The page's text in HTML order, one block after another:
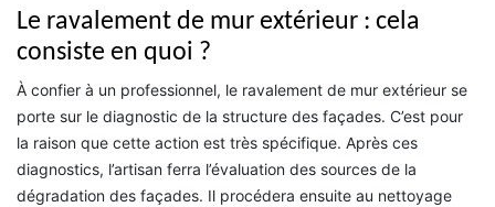
Le ravalement de mur extérieur : cela
consiste en quoi ?
À confier à un professionnel, le ravalement de mur extérieur se
porte sur le diagnostic de la structure des façades. C’est pour
la raison que cette action est très spécifique. Après ces
diagnostics, l’artisan ferra l’évaluation des sources de la
dégradation des façades. Il procédera ensuite au nettoyage